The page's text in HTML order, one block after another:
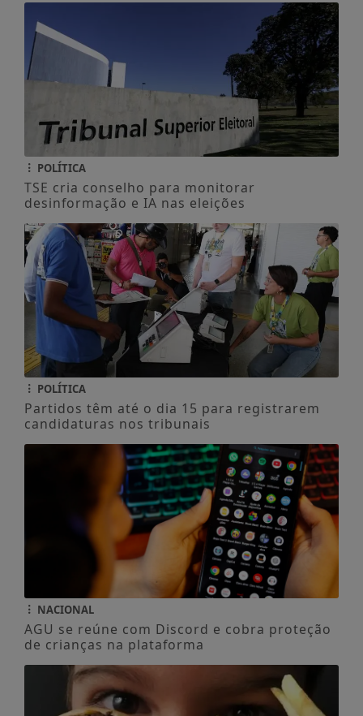
POLÍTICA
TSE cria conselho para monitorar
desinformação e IA nas eleições
POLÍTICA
Partidos têm até o dia 15 para registrarem
candidaturas nos tribunais
NACIONAL
AGU se reúne com Discord e cobra proteção
de crianças na plataforma